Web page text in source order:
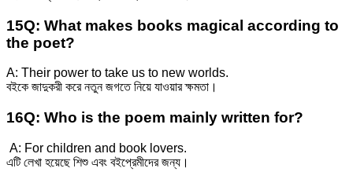
15Q: What makes books magical according to
the poet?
A: Their power to take us to new worlds.
বইকে জাদুকরী করে নতুন জগতে নিয়ে যাওয়ার ক্ষমতা।
16Q: Who is the poem mainly written for?
A: For children and book lovers.
এটি লেখা হয়েছে শিশু এবং বইপ্রেমীদের জন্য।